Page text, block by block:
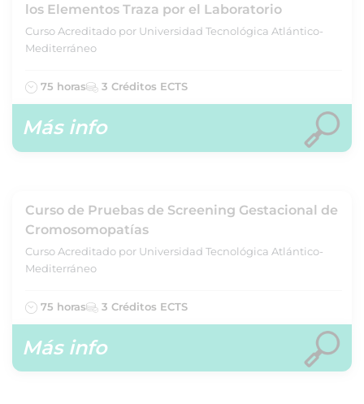
los Elementos Traza por el Laboratorio
Curso Acreditado por Universidad Tecnológica Atlántico-
Mediterráneo
75 horas 3 Créditos ECTS
Más info
Curso de Pruebas de Screening Gestacional de
Cromosomopatías
Curso Acreditado por Universidad Tecnológica Atlántico-
Mediterráneo
75 horas 3 Créditos ECTS
Más info